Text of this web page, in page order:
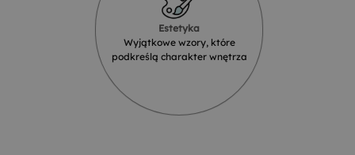
Estetyka
Wyjątkowe wzory, które
podkreślą charakter wnętrza